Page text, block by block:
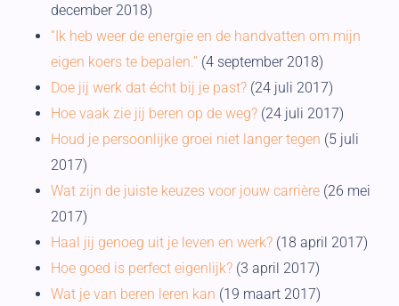
december 2018)
“Ik heb weer de energie en de handvatten om mijn
eigen koers te bepalen.” (4 september 2018)
Doe jij werk dat écht bij je past? (24 juli 2017)
Hoe vaak zie jij beren op de weg? (24 juli 2017)
Houd je persoonlijke groei niet langer tegen (5 juli
2017)
Wat zijn de juiste keuzes voor jouw carrière (26 mei
2017)
Haal jij genoeg uit je leven en werk? (18 april 2017)
Hoe goed is perfect eigenlijk? (3 april 2017)
Wat je van beren leren kan (19 maart 2017)